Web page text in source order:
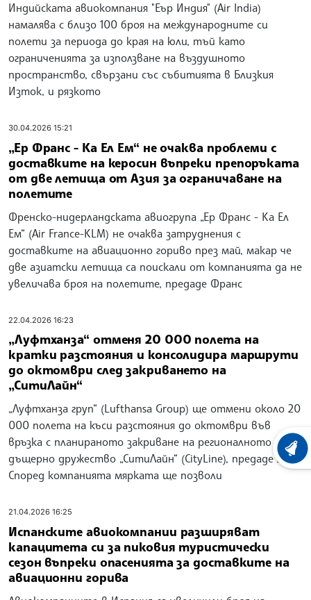
Индийската авиокомпания "Еър Индия" (Air India)
намалява с близо 100 броя на международните си
полети за периода до края на юли, тъй като
ограниченията за използване на въздушното
пространство, свързани със събитията в Близкия
Изток, и рязкото
30.04.2026 15:21
„Ер Франс - Ка Ел Ем“ не очаква проблеми с
доставките на керосин въпреки препоръката
от две летища от Азия за ограничаване на
полетите
Френско-нидерландската авиогрупа „Ер Франс - Ка Ел
Ем“ (Air France-KLM) не очаква затруднения с
доставките на авиационно гориво през май, макар че
две азиатски летища са поискали от компанията да не
увеличава броя на полетите, предаде Франс
22.04.2026 16:23
„Луфтханза“ отменя 20 000 полета на
кратки разстояния и консолидира маршрути
до октомври след закриването на
„СитиЛайн“
„Луфтханза груп“ (Lufthansa Group) ще отмени около 20
000 полета на къси разстояния до октомври във
връзка с планираното закриване на регионалното ѝ
дъщерно дружество „СитиЛайн“ (CityLine), предаде ДПА.
Според компанията мярката ще позволи
21.04.2026 16:25
Испанските авиокомпании разширяват
капацитета си за пиковия туристически
сезон въпреки опасенията за доставките на
авиационни горива